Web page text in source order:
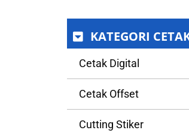
KATEGORI
Cetak Digital
Cetak Offset
Cutting Stiker